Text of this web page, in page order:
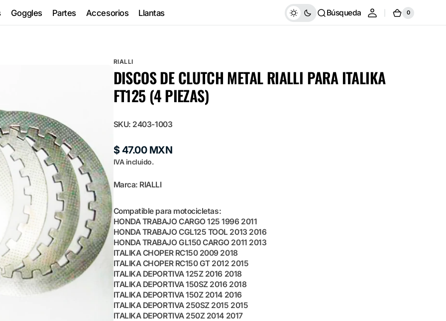
Goggles Partes Accesorios Llantas Búsqueda Carrito
0
0
artículos
RIALLI
DISCOS DE CLUTCH METAL RIALLI PARA ITALIKA
FT125 (4 PIEZAS)
SKU: 2403-1003
Precio
habitual
$ 47.00 MXN
IVA incluido.
Marca: RIALLI
Compatible para motocicletas:
HONDA TRABAJO CARGO 125 1996 2011
HONDA TRABAJO CGL125 TOOL 2013 2016
HONDA TRABAJO GL150 CARGO 2011 2013
ITALIKA CHOPER RC150 2009 2018
ITALIKA CHOPER RC150 GT 2012 2015
ITALIKA DEPORTIVA 125Z 2016 2018
ITALIKA DEPORTIVA 150SZ 2016 2018
ITALIKA DEPORTIVA 150Z 2014 2016
ITALIKA DEPORTIVA 250SZ 2015 2015
ITALIKA DEPORTIVA 250Z 2014 2017